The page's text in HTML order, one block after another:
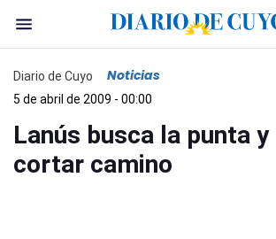
Diario de Cuyo Noticias
5 de abril de 2009 - 00:00
Lanús busca la punta y
cortar camino